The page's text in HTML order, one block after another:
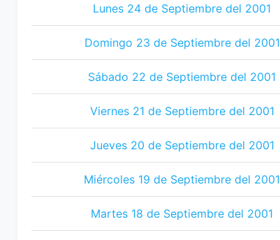
Lunes 24 de Septiembre del 2001
Domingo 23 de Septiembre del 2001
Sábado 22 de Septiembre del 2001
Viernes 21 de Septiembre del 2001
Jueves 20 de Septiembre del 2001
Miércoles 19 de Septiembre del 2001
Martes 18 de Septiembre del 2001